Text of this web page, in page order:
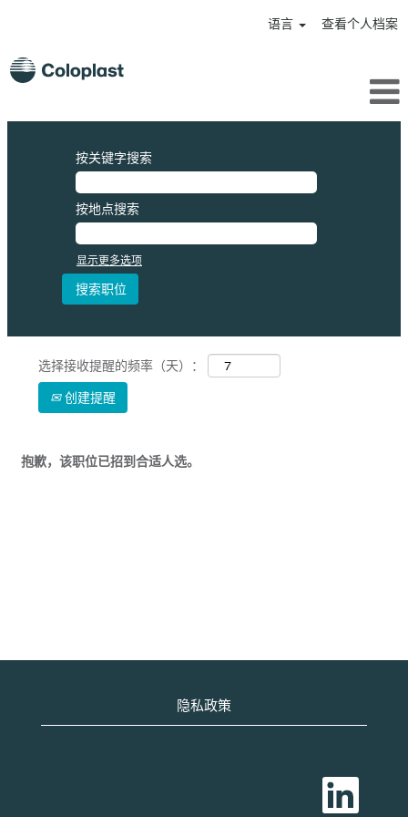
语言 查看个人档案
按关键字搜索
按地点搜索
显示更多选项
选择接收提醒的频率（天）：
创建提醒
抱歉，该职位已招到合适人选。
隐私政策
在
新
选